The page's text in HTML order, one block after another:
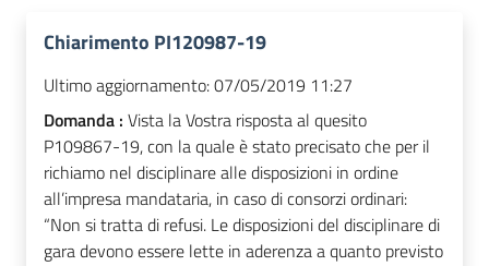
Chiarimento PI120987-19
Ultimo aggiornamento:07/05/2019 11:27
Domanda : Vista la Vostra risposta al quesito
P109867-19, con la quale è stato precisato che per il
richiamo nel disciplinare alle disposizioni in ordine
all’impresa mandataria, in caso di consorzi ordinari:
“Non si tratta di refusi. Le disposizioni del disciplinare di
gara devono essere lette in aderenza a quanto previsto